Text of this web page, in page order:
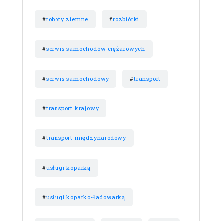
#roboty ziemne #rozbiórki
#serwis samochodów ciężarowych
#serwis samochodowy #transport
#transport krajowy
#transport międzynarodowy
#usługi koparką
#usługi koparko-ładowarką